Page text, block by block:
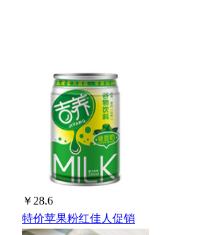
￥28.6
特价苹果粉红佳人促销